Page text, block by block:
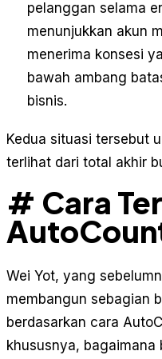
pelanggan selama
menunjukkan akun
menerima konsesi
bawah ambang
bisnis.
Kedua situasi tersebut
terlihat dari total akhir
# Cara
Wei Yot, yang
membangun sebagian
berdasarkan cara
khususnya,